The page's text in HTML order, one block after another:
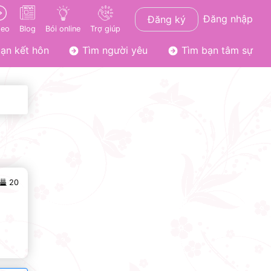
Blog Bói online Trợ giúp
Đăng ký Đăng nhập
kết hôn Tìm người yêu Tìm bạn tâm sự
20